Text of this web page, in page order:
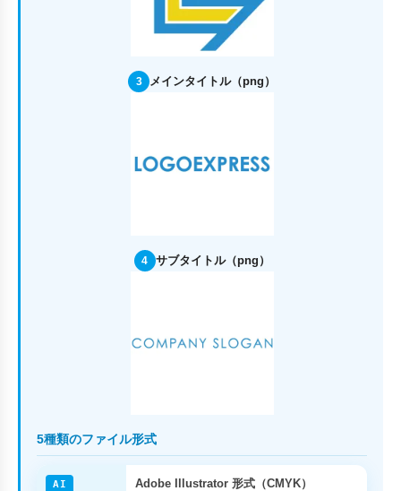
3 メインタイトル（png）
4 サブタイトル（png）
5種類のファイル形式
AI
Adobe Illustrator 形式（CMYK）